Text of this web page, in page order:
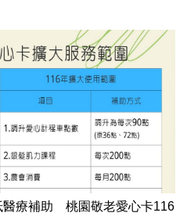
醫療補助 桃園敬老愛心卡116